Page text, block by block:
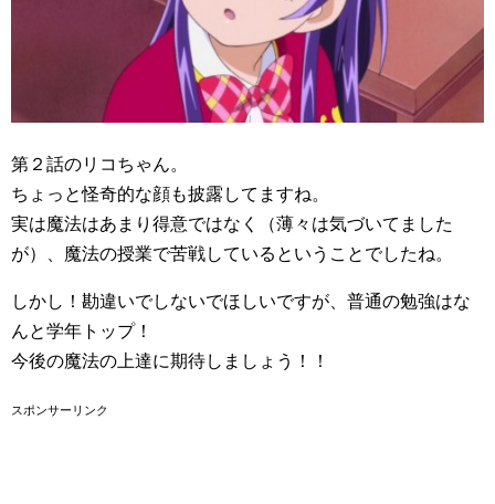
第２話のリコちゃん。
ちょっと怪奇的な顔も披露してますね。
実は魔法はあまり得意ではなく（薄々は気づいてました
が）、魔法の授業で苦戦しているということでしたね。
しかし！勘違いでしないでほしいですが、普通の勉強はな
んと学年トップ！
今後の魔法の上達に期待しましょう！！
スポンサーリンク